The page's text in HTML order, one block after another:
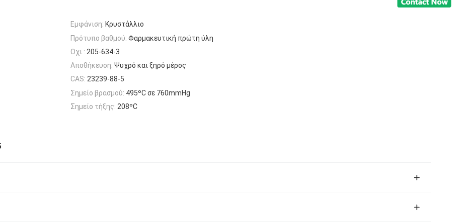
Εμφάνιση: Κρυστάλλιο
Πρότυπο βαθμού: Φαρμακευτική πρώτη ύλη
Οχι.: 205-634-3
Αποθήκευση: Ψυχρό και ξηρό μέρος
CAS: 23239-88-5
Σημείο βρασμού: 495ºC σε 760mmHg
Σημείο τήξης: 208ºC